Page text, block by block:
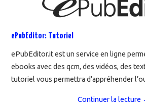
ePubEditor: Tutoriel
ePubEditor.it est un service en ligne
ebooks avec des qcm, des vidéos, des
tutoriel vous permettra d’appréhender
Continuer la lecture